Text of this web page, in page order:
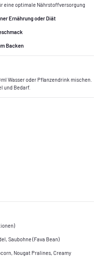
eine optimale Nährstoffversorgung
Ernährung oder Diät
Backen
Wasser oder Pflanzendrink mischen.
und Bedarf.
Saubohne (Fava Bean)
Nougat Pralines, Creamy